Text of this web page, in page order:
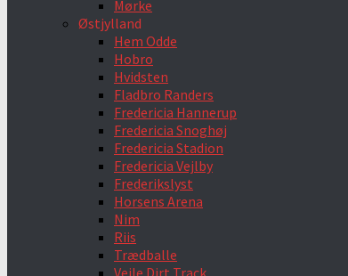
Mørke
Østjylland
Hem Odde
Hobro
Hvidsten
Fladbro Randers
Fredericia Hannerup
Fredericia Snoghøj
Fredericia Stadion
Fredericia Vejlby
Frederikslyst
Horsens Arena
Nim
Riis
Trædballe
Vejle Dirt Track